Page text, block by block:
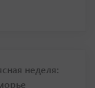
неделя: